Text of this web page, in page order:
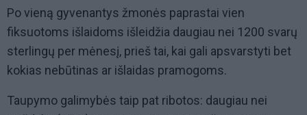
Po vieną gyvenantys žmonės paprastai vien
fiksuotoms išlaidoms išleidžia daugiau nei 1200 svarų
sterlingų per mėnesį, prieš tai, kai gali apsvarstyti bet
kokias nebūtinas ar išlaidas pramogoms.
Taupymo galimybės taip pat ribotos: daugiau nei